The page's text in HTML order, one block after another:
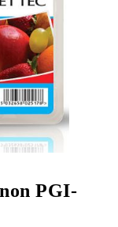
PGI-